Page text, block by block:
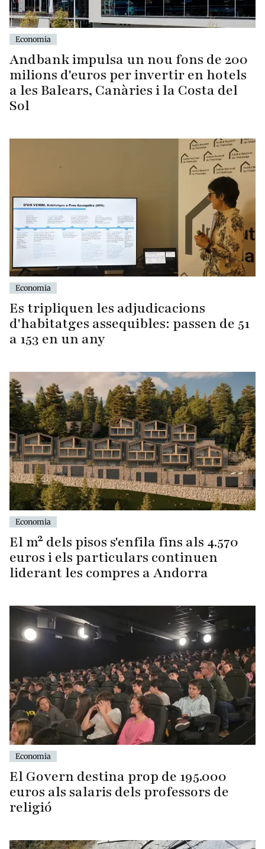
Economia
Andbank impulsa un nou fons de 200
milions d'euros per invertir en hotels
a les Balears, Canàries i la Costa del
Sol
Economia
Es tripliquen les adjudicacions
d'habitatges assequibles: passen de 51
a 153 en un any
Economia
El m² dels pisos s'enfila fins als 4.570
euros i els particulars continuen
liderant les compres a Andorra
Economia
El Govern destina prop de 195.000
euros als salaris dels professors de
religió